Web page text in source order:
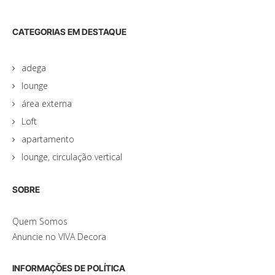
CATEGORIAS EM DESTAQUE
adega
lounge
área externa
Loft
apartamento
lounge, circulação vertical
SOBRE
Quem Somos
Anuncie no VIVA Decora
INFORMAÇÕES DE POLÍTICA